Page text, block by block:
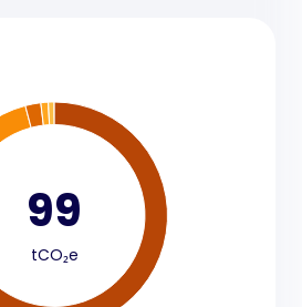
99
tCO₂e